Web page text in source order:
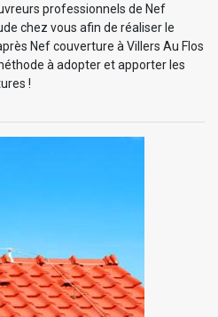
professionnels de Nef
chez vous afin de réaliser le
Nef couverture à Villers Au Flos
à adopter et apporter les
!